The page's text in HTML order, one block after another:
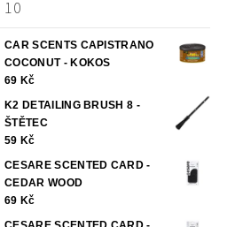
10
CAR SCENTS CAPISTRANO
COCONUT - KOKOS
69 Kč
K2 DETAILING BRUSH 8 -
ŠTĚTEC
59 Kč
CESARE SCENTED CARD -
CEDAR WOOD
69 Kč